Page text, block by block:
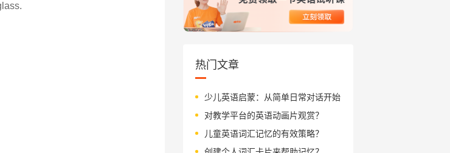
热门文章
少儿英语启蒙：从简单日常对话开始
对教学平台的英语动画片观赏？
儿童英语词汇记忆的有效策略？